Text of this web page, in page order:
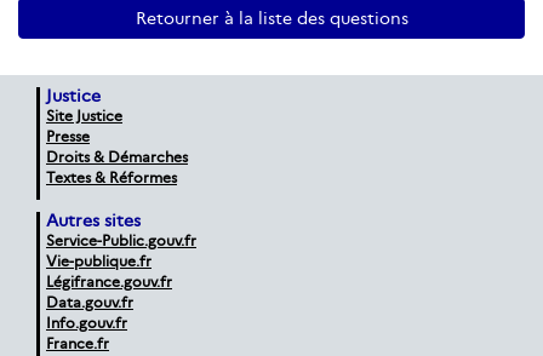
Retourner à la liste des questions
Justice
Site Justice
Presse
Droits & Démarches
Textes & Réformes
Autres sites
Service-Public.gouv.fr
Vie-publique.fr
Légifrance.gouv.fr
Data.gouv.fr
Info.gouv.fr
France.fr